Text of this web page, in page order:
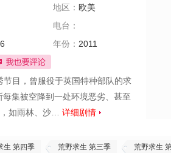
地区： 欧美
电台：
年份： 2011
节目，曾服役于英国特种部队的求
每集被空降到一处环境恶劣、甚至
如雨林、沙… 详细剧情
生 第四季 荒野求生 第三季 荒野求生